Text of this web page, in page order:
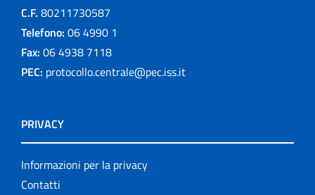
C.F. 80211730587
Telefono: 06 4990 1
Fax: 06 4938 7118
PEC: protocollo.centrale@pec.iss.it
PRIVACY
Informazioni per la privacy
Contatti